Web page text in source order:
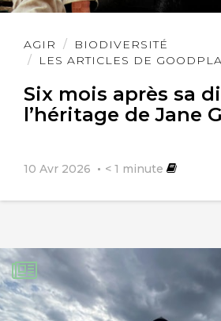
AGIR
BIODIVERSITÉ
LES ARTICLES DE
Six mois après sa
l’héritage de Jane
10 Avr 2026 < 1 minute
Lire
l'article